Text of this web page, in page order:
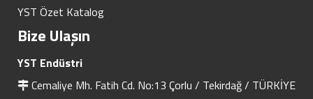
YST Özet Katalog
Bize Ulaşın
YST Endüstri
Cemaliye Mh. Fatih Cd. No:13 Çorlu / Tekirdağ / TÜRKİYE